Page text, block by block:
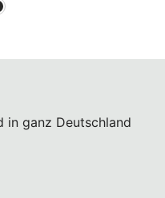
in ganz Deutschland